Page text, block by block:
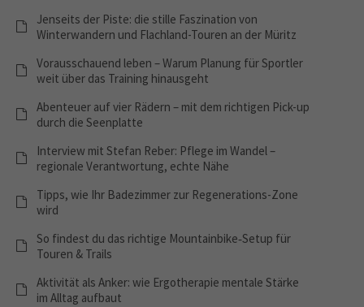
Jenseits der Piste: die stille Faszination von
Winterwandern und Flachland-Touren an der Müritz
Vorausschauend leben – Warum Planung für Sportler
weit über das Training hinausgeht
Abenteuer auf vier Rädern – mit dem richtigen Pick-up
durch die Seenplatte
Interview mit Stefan Reber: Pflege im Wandel –
regionale Verantwortung, echte Nähe
Tipps, wie Ihr Badezimmer zur Regenerations-Zone
wird
So findest du das richtige Mountainbike‑Setup für
Touren & Trails
Aktivität als Anker: wie Ergotherapie mentale Stärke
im Alltag aufbaut